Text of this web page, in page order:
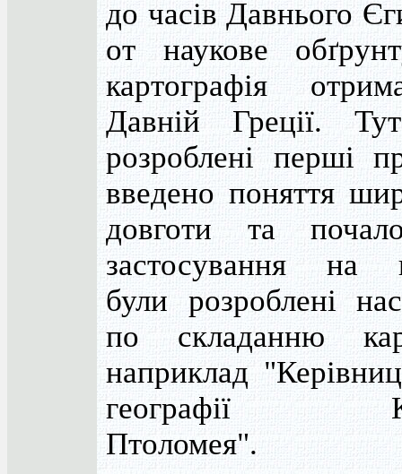
до часів Давнього
от наукове
картографія
Давній Греції.
розроблені перші
введено поняття
довготи та
застосування на
були розроблені
по складанню
наприклад
географії
Птоломея".